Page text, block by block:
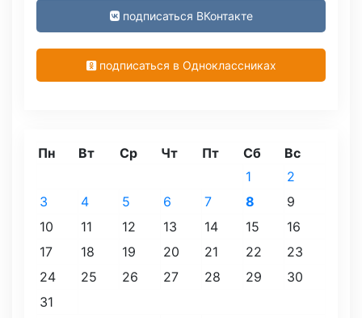
подписаться ВКонтакте
подписаться в Одноклассниках
Пн Вт Ср Чт Пт Сб
Вс
1
2
3
4 5 6 7 8
9
10
11 12 13 14 15
16
17
18 19 20 21 22
23
24
25 26 27 28 29
30
31